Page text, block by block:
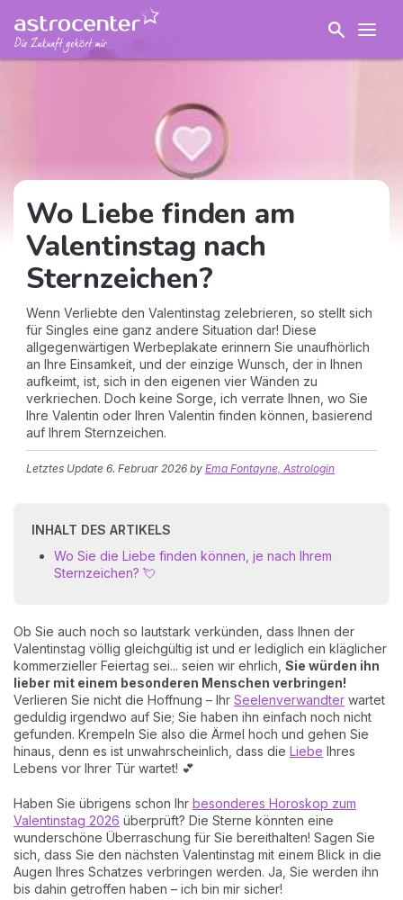
Wo Liebe finden am
Valentinstag nach
Sternzeichen?
Wenn Verliebte den Valentinstag zelebrieren, so stellt sich
für Singles eine ganz andere Situation dar! Diese
allgegenwärtigen Werbeplakate erinnern Sie unaufhörlich
an Ihre Einsamkeit, und der einzige Wunsch, der in Ihnen
aufkeimt, ist, sich in den eigenen vier Wänden zu
verkriechen. Doch keine Sorge, ich verrate Ihnen, wo Sie
Ihre Valentin oder Ihren Valentin finden können, basierend
auf Ihrem Sternzeichen.
Letztes Update 6. Februar 2026 by Ema Fontayne, Astrologin
INHALT DES ARTIKELS
Wo Sie die Liebe finden können, je nach Ihrem
Sternzeichen? 💘
Ob Sie auch noch so lautstark verkünden, dass Ihnen der
Valentinstag völlig gleichgültig ist und er lediglich ein kläglicher
kommerzieller Feiertag sei... seien wir ehrlich, Sie würden ihn
lieber mit einem besonderen Menschen verbringen!
Verlieren Sie nicht die Hoffnung – Ihr Seelenverwandter wartet
geduldig irgendwo auf Sie; Sie haben ihn einfach noch nicht
gefunden. Krempeln Sie also die Ärmel hoch und gehen Sie
hinaus, denn es ist unwahrscheinlich, dass die Liebe Ihres
Lebens vor Ihrer Tür wartet! 💕
Haben Sie übrigens schon Ihr besonderes Horoskop zum
Valentinstag 2026 überprüft? Die Sterne könnten eine
wunderschöne Überraschung für Sie bereithalten! Sagen Sie
sich, dass Sie den nächsten Valentinstag mit einem Blick in die
Augen Ihres Schatzes verbringen werden. Ja, Sie werden ihn
bis dahin getroffen haben – ich bin mir sicher!